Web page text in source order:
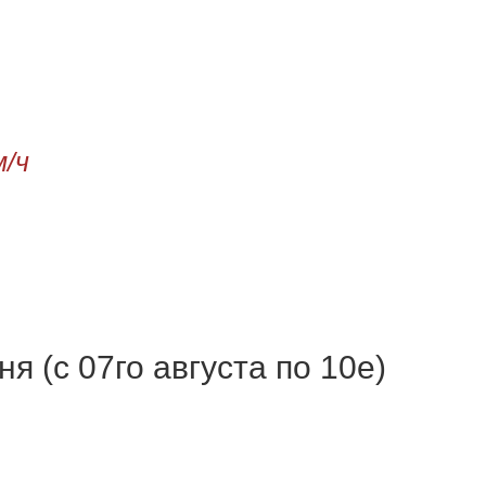
ч
(с 07го августа по 10е)